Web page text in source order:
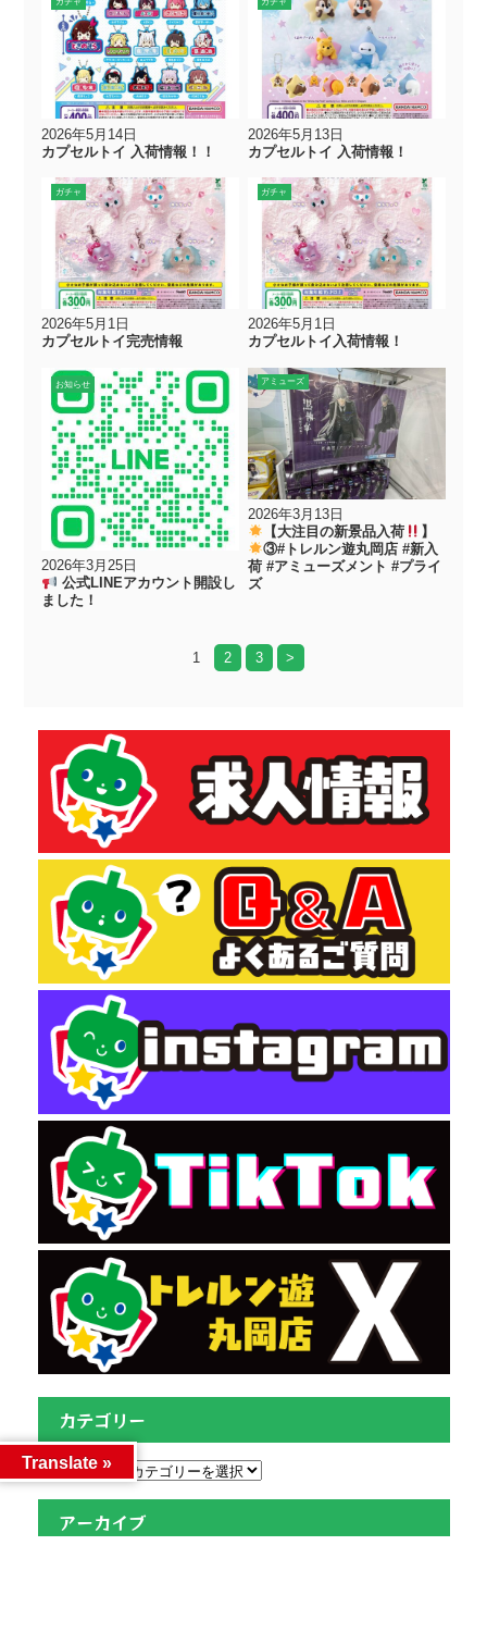
2026年5月14日
カプセルトイ 入荷情報！！
2026年5月13日
カプセルトイ 入荷情報！
ガチャ
2026年5月1日
カプセルトイ完売情報
ガチャ
2026年5月1日
カプセルトイ入荷情報！
お知らせ
2026年3月25日
公式LINEアカウント開設し
ました！
アミューズ
2026年3月13日
【大注目の新景品入荷
】
③#トレルン遊丸岡店 #新入
荷 #アミューズメント #プライ
ズ
1 2 3 >
カテゴリー
カテゴリー
アーカイブ
Translate »